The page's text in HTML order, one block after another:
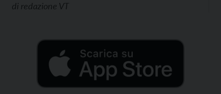
di redazione VT